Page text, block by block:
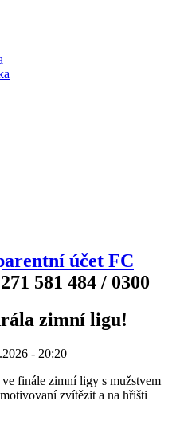
účet FC
581 484 / 0300
zimní ligu!
- 20:20
finále zimní ligy s mužstvem
zvítězit a na hřišti